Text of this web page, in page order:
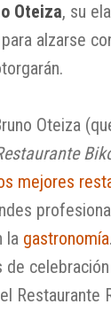
Oteiza, su
alzarse
Oteiza
mejores
la gastronomía
Restaurante